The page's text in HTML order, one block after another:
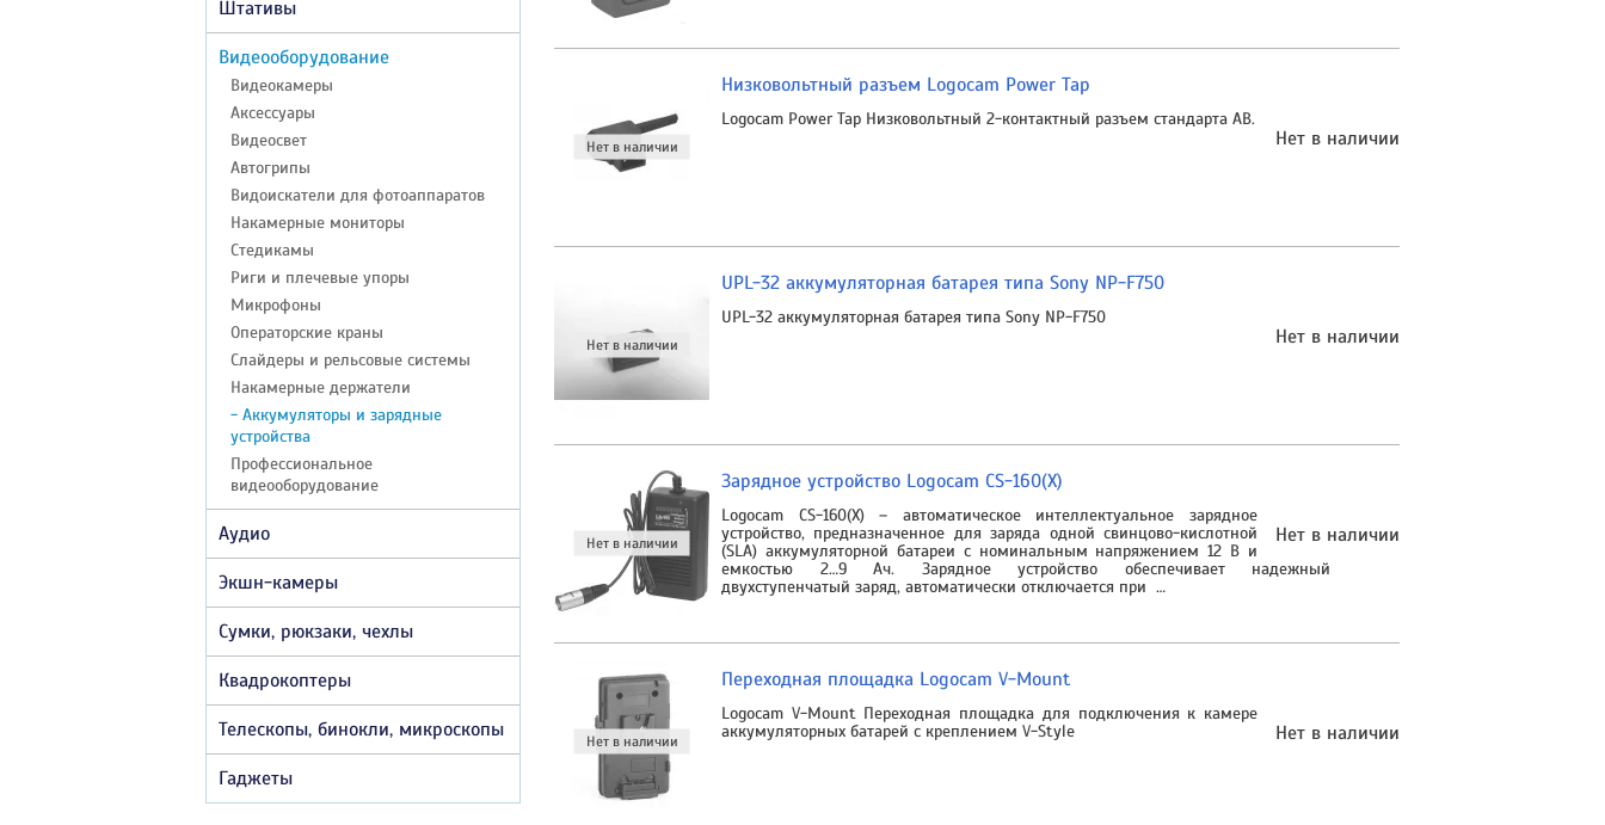
Штативы
Видеооборудование
Видеокамеры
Аксессуары
Видеосвет
Автогрипы
Видоискатели для фотоаппаратов
Накамерные мониторы
Стедикамы
Риги и плечевые упоры
Микрофоны
Операторские краны
Слайдеры и рельсовые системы
Накамерные держатели
- Аккумуляторы и зарядные
устройства
Профессиональное
видеооборудование
Аудио
Экшн-камеры
Сумки, рюкзаки, чехлы
Квадрокоптеры
Телескопы, бинокли, микроскопы
Гаджеты
Нет в наличии
Низковольтный разъем Logocam Power Tap
Logocam Power Tap Низковольтный 2-контактный разъем стандарта AB.
Нет в наличии
UPL-32 аккумуляторная батарея типа Sony NP-F750
UPL-32 аккумуляторная батарея типа Sony NP-F750
Нет в наличии
Зарядное устройство Logocam CS-160(X)
Logocam CS-160(X) – автоматическое интеллектуальное зарядное
устройство, предназначенное для заряда одной свинцово-кислотной
(SLA) аккумуляторной батареи с номинальным напряжением 12 В и
емкостью 2…9 Ач. Зарядное устройство обеспечивает надежный
двухступенчатый заряд, автоматически отключается при …
Нет в наличии
Переходная площадка Logocam V-Mount
Logocam V-Mount Переходная площадка для подключения к камере
аккумуляторных батарей с креплением V-Style